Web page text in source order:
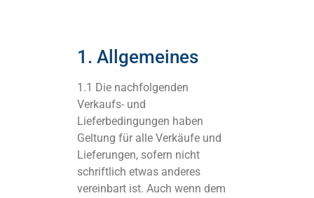
1. Allgemeines
1.1 Die nachfolgenden
Verkaufs- und
Lieferbedingungen haben
Geltung für alle Verkäufe und
Lieferungen, sofern nicht
schriftlich etwas anderes
vereinbart ist. Auch wenn dem